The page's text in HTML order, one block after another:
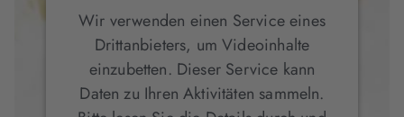
Wir verwenden einen Service eines
Drittanbieters, um Videoinhalte
einzubetten. Dieser Service kann
Daten zu Ihren Aktivitäten sammeln.